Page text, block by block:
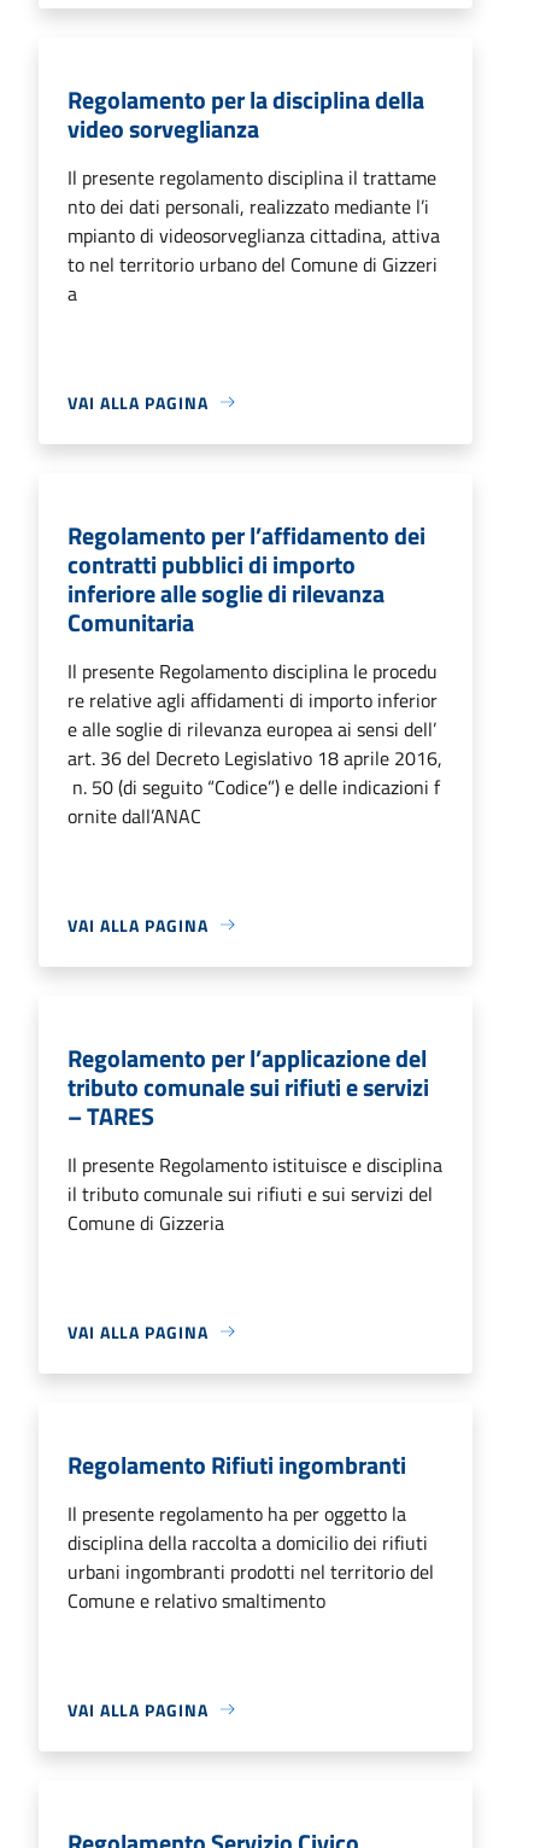
Regolamento per la disciplina della
video sorveglianza
Il presente regolamento disciplina il trattame
nto dei dati personali, realizzato mediante l’i
mpianto di videosorveglianza cittadina, attiva
to nel territorio urbano del Comune di Gizzeri
a
VAI ALLA PAGINA
Regolamento per l’affidamento dei
contratti pubblici di importo
inferiore alle soglie di rilevanza
Comunitaria
Il presente Regolamento disciplina le procedu
re relative agli affidamenti di importo inferior
e alle soglie di rilevanza europea ai sensi dell’
art. 36 del Decreto Legislativo 18 aprile 2016,
n. 50 (di seguito “Codice”) e delle indicazioni f
ornite dall’ANAC
VAI ALLA PAGINA
Regolamento per l’applicazione del
tributo comunale sui rifiuti e servizi
– TARES
Il presente Regolamento istituisce e disciplina
il tributo comunale sui rifiuti e sui servizi del
Comune di Gizzeria
VAI ALLA PAGINA
Regolamento Rifiuti ingombranti
Il presente regolamento ha per oggetto la
disciplina della raccolta a domicilio dei rifiuti
urbani ingombranti prodotti nel territorio del
Comune e relativo smaltimento
VAI ALLA PAGINA